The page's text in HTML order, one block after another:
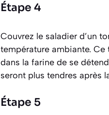
Étape 4
Couvrez le saladier d’un
température ambiante. Ce
dans la farine de se
seront plus tendres après
Étape 5